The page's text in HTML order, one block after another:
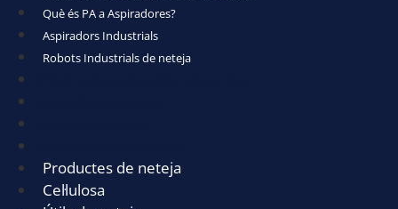
Què és PA a Aspiradores?
Aspiradors Industrials
Robots Industrials de neteja
Productes de neteja
Cel·lulosa